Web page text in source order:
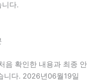
다.
음 확인한 내용과 최종 안
니다. 2026년06월19일